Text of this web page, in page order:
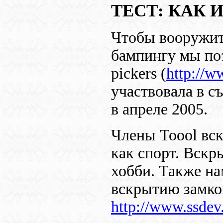
ТЕСТ: КАК
Чтобы
бампингу мы
pickers (http://
участвовала в
в апреле 2005.
Члены Toool
как спорт.
хобби. Также
вскрытию
http://